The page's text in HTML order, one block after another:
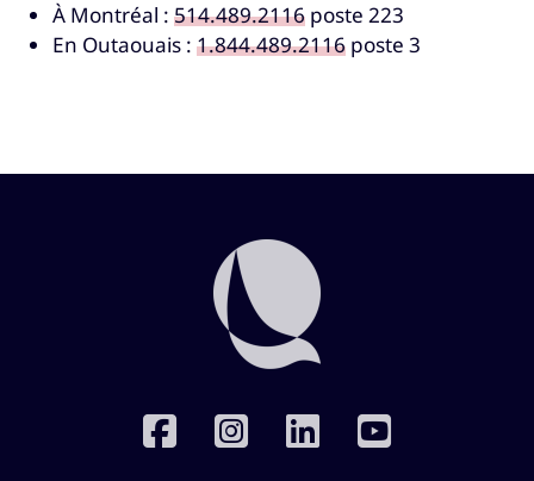
À Montréal : 514.489.2116 poste 223
En Outaouais : 1.844.489.2116 poste 3